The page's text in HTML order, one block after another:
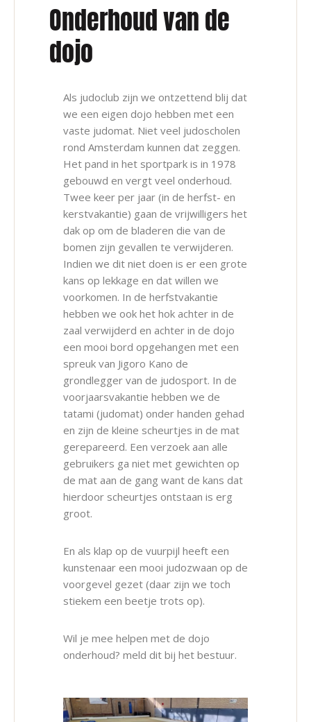
Onderhoud van de
dojo
Als judoclub zijn we ontzettend blij dat
we een eigen dojo hebben met een
vaste judomat. Niet veel judoscholen
rond Amsterdam kunnen dat zeggen.
Het pand in het sportpark is in 1978
gebouwd en vergt veel onderhoud.
Twee keer per jaar (in de herfst- en
kerstvakantie) gaan de vrijwilligers het
dak op om de bladeren die van de
bomen zijn gevallen te verwijderen.
Indien we dit niet doen is er een grote
kans op lekkage en dat willen we
voorkomen. In de herfstvakantie
hebben we ook het hok achter in de
zaal verwijderd en achter in de dojo
een mooi bord opgehangen met een
spreuk van Jigoro Kano de
grondlegger van de judosport. In de
voorjaarsvakantie hebben we de
tatami (judomat) onder handen gehad
en zijn de kleine scheurtjes in de mat
gerepareerd. Een verzoek aan alle
gebruikers ga niet met gewichten op
de mat aan de gang want de kans dat
hierdoor scheurtjes ontstaan is erg
groot.
En als klap op de vuurpijl heeft een
kunstenaar een mooi judozwaan op de
voorgevel gezet (daar zijn we toch
stiekem een beetje trots op).
Wil je mee helpen met de dojo
onderhoud? meld dit bij het bestuur.